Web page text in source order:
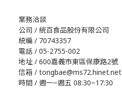
業務洽談
公司 / 統百食品股份有限公司
統編 / 70743357
電話 / 05-2755-002
地址 / 600嘉義市東區保康路2號
信箱 / tongbae@ms72.hinet.net
時間 / 週一~週五 08:30~17:30